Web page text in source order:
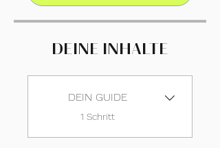
DEINE INHALTE
DEIN GUIDE
.
1 Schritt